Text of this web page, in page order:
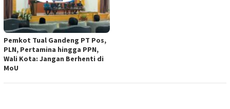
Pemkot Tual Gandeng PT Pos,
PLN, Pertamina hingga PPN,
Wali Kota: Jangan Berhenti di
MoU